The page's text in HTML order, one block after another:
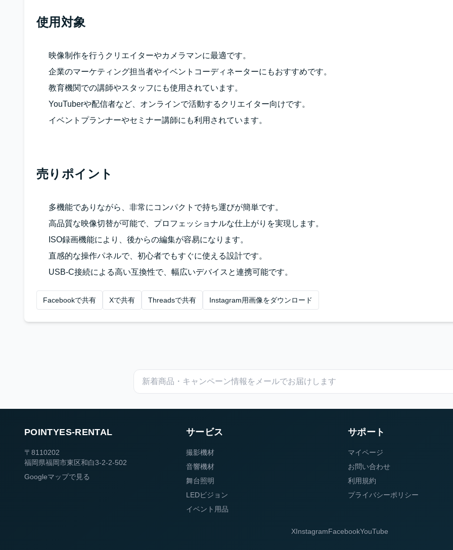
使用対象
映像制作を行うクリエイターやカメラマンに最適です。
企業のマーケティング担当者やイベントコーディネーターにもおすすめです。
教育機関での講師やスタッフにも使用されています。
YouTuberや配信者など、オンラインで活動するクリエイター向けです。
イベントプランナーやセミナー講師にも利用されています。
売りポイント
多機能でありながら、非常にコンパクトで持ち運びが簡単です。
高品質な映像切替が可能で、プロフェッショナルな仕上がりを実現します。
ISO録画機能により、後からの編集が容易になります。
直感的な操作パネルで、初心者でもすぐに使える設計です。
USB-C接続による高い互換性で、幅広いデバイスと連携可能です。
Facebookで共有 Xで共有 Threadsで共有 Instagram用画像をダウンロード
POINTYES-RENTAL
〒8110202
福岡県福岡市東区和白3-2-2-502
Googleマップで見る
サービス
撮影機材
音響機材
舞台照明
LEDビジョン
イベント用品
サポート
マイページ
お問い合わせ
利用規約
プライバシーポリシー
XInstagramFacebookYouTube